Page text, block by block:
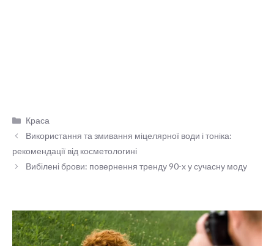
Категорії
Краса
Використання та змивання міцелярної води і тоніка:
рекомендації від косметологині
Вибілені брови: повернення тренду 90-х у сучасну моду